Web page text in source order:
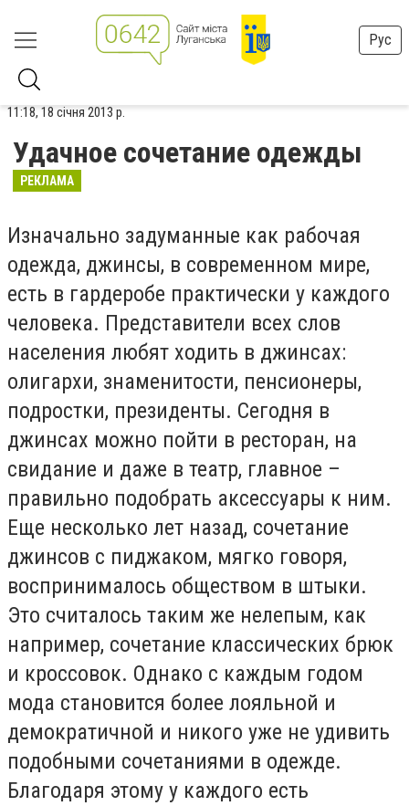
Рус
11:18, 18 січня 2013 р.
Удачное сочетание одежды
РЕКЛАМА
Изначально задуманные как рабочая
одежда, джинсы, в современном мире,
есть в гардеробе практически у каждого
человека. Представители всех слов
населения любят ходить в джинсах:
олигархи, знаменитости, пенсионеры,
подростки, президенты. Сегодня в
джинсах можно пойти в ресторан, на
свидание и даже в театр, главное –
правильно подобрать аксессуары к ним.
Еще несколько лет назад, сочетание
джинсов с пиджаком, мягко говоря,
воспринималось обществом в штыки.
Это считалось таким же нелепым, как
например, сочетание классических брюк
и кроссовок. Однако с каждым годом
мода становится более лояльной и
демократичной и никого уже не удивить
подобными сочетаниями в одежде.
Благодаря этому у каждого есть